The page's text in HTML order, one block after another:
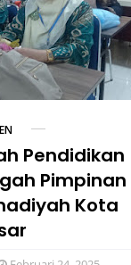
Pendidikan
Pimpinan
Kota